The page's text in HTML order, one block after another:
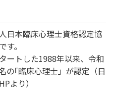
日本臨床心理士資格認定協
。
ートした1988年以来、令和
の｢臨床心理士」が認定（日
より）